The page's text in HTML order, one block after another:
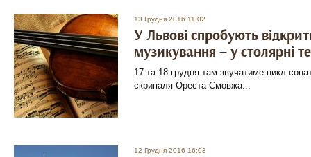
13 Грудня 2016 11:02
У Львові спробують
музикування – у столярні
17 та 18 грудня там звучатиме цикл
скрипаля Ореста Смовжа...
12 Грудня 2016 16:03